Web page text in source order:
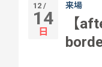
12 /
14
日
来場
【